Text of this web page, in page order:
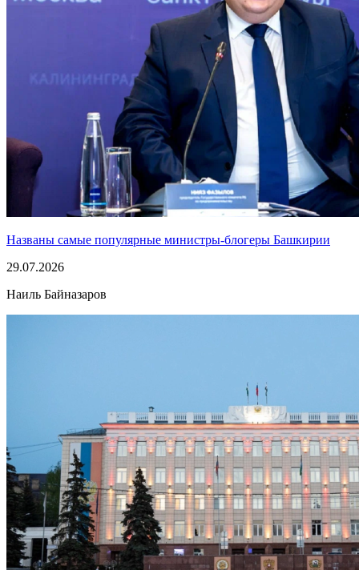
Названы самые популярные министры-блогеры Башкирии
29.07.2026
Наиль Байназаров